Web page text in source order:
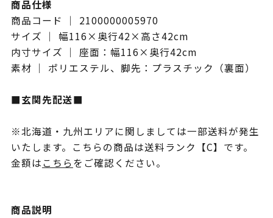
商品仕様
商品コード ｜ 2100000005970
サイズ ｜ 幅116×奥行42×高さ42cm
内寸サイズ ｜ 座面：幅116×奥行42cm
素材 ｜ ポリエステル、脚先：プラスチック（裏面）
■玄関先配送■
※北海道・九州エリアに関しましては一部送料が発生
いたします。こちらの商品は送料ランク【C】です。
金額はこちらをご確認ください。
商品説明